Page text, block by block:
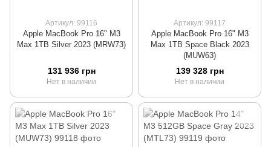
Артикул: 99116
Apple MacBook Pro 16" M3
Max 1TB Silver 2023 (MRW73)
131 936 грн
Нет в наличии
Артикул: 99117
Apple MacBook Pro 16" M3
Max 1TB Space Black 2023
(MUW63)
139 328 грн
Нет в наличии